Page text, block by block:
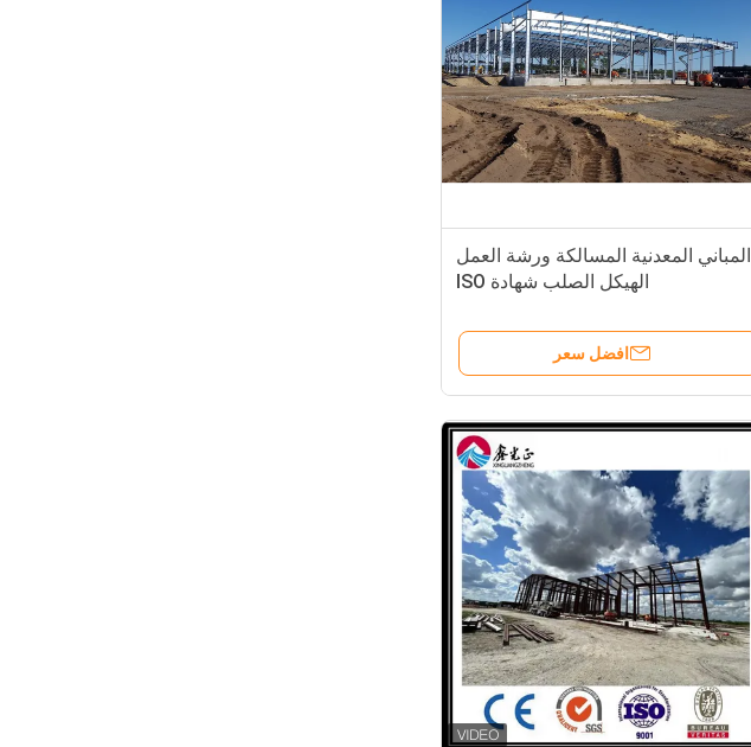
المباني المعدنية المسالكة ورشة العمل
الهيكل الصلب شهادة ISO
افضل سعر